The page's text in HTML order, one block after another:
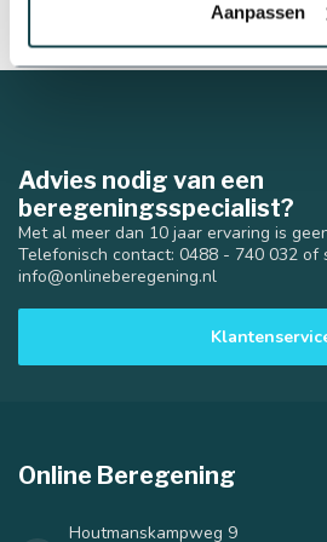
Aanpassen
Advies nodig van een
beregeningsspecialist?
Met al meer dan 10 jaar ervaring is
Telefonisch contact: 0488 - 740 032 of
info@onlineberegening.nl
Online Beregening
Houtmanskampweg 9